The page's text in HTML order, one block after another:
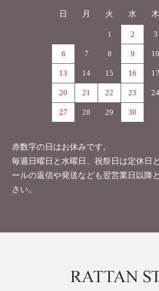
日 月 火 水 木
1 2 3
6 7 8 9 10
13 14 15 16 17
20 21 22 23 24
27 28 29 30
赤数字の日はお休みです。
毎週日曜日と水曜日、祝祭日は定休日
ールの返信や発送なども翌営業日以降
さい。